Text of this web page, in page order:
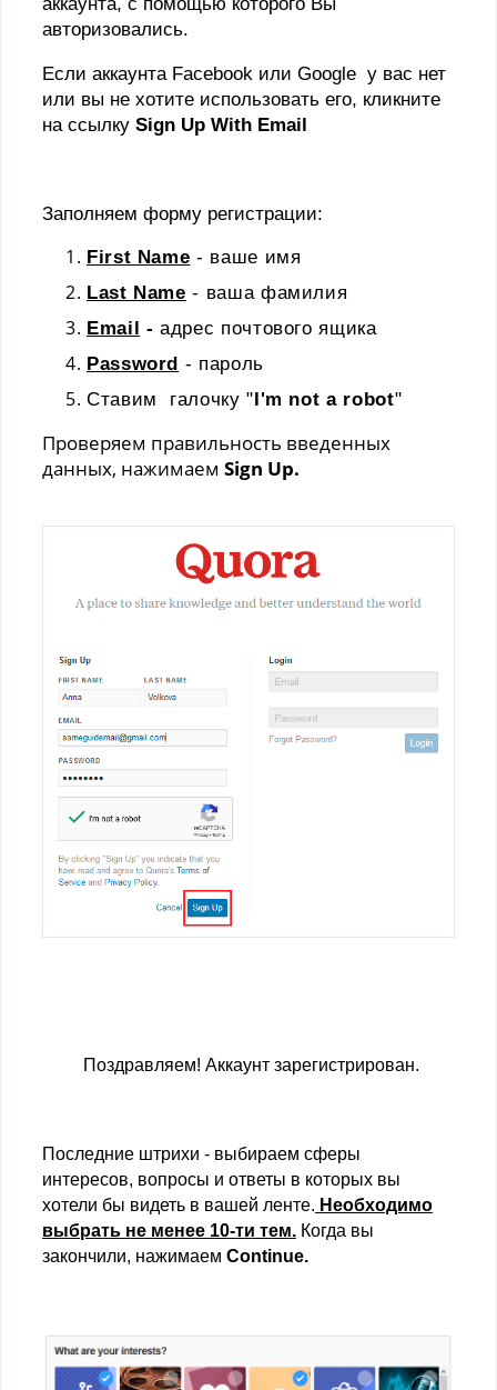
авторизовались.
Если аккаунта Facebook или Google у вас нет
или вы не хотите использовать его, кликните
на ссылку Sign Up With Email
Заполняем форму регистрации:
First Name - ваше имя
Last Name - ваша фамилия
Email
-адрес почтового ящика
Password - пароль
Ставим галочку " I'm not a robot"
Проверяем правильность введенных
данных, нажимаем Sign Up.
Поздравляем! Аккаунт зарегистрирован.
Последние штрихи - выбираем сферы
интересов, вопросы и ответы в которых вы
хотели бы видеть в вашей ленте. Необходимо
выбрать не менее 10-ти тем. Когда вы
закончили, нажимаем Continue.